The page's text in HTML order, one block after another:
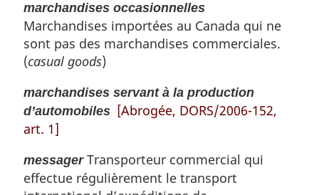
marchandises occasionnelles
Marchandises importées au Canada qui ne
sont pas des marchandises commerciales.
(casual goods)
marchandises servant à la production
d’automobiles [Abrogée, DORS/2006-152,
art. 1]
messagerTransporteur commercial qui
effectue régulièrement le transport